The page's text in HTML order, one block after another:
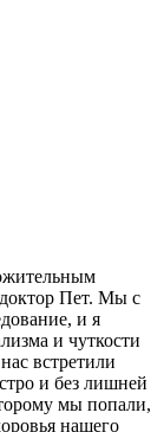
Пет. Мы с
и я
и чуткости
встретили
и без лишней
мы попали,
нашего